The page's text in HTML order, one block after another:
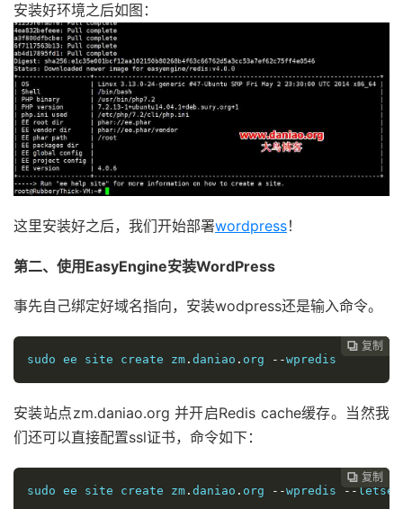
安装好环境之后如图：
这里安装好之后，我们开始部署wordpress！
第二、使用EasyEngine安装WordPress
事先自己绑定好域名指向，安装wodpress还是输入命令。
 复制
 复制
 复制
 复制
 复制
 复制
 复制
 复制
 复制
sudo ee site create zm . daniao . org --wpredis
安装站点zm.daniao.org 并开启Redis cache缓存。当然我
们还可以直接配置ssl证书，命令如下：
 复制
 复制
 复制
 复制
 复制
 复制
 复制
 复制
sudo ee site create zm . daniao . org --wpredis --